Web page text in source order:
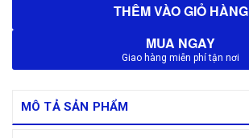
THÊM VÀO GIỎ HÀNG
MUA NGAY
Giao hàng miễn phí tận nơi
MÔ TẢ SẢN PHẨM